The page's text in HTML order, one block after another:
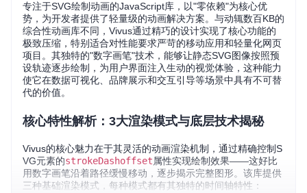
专注于SVG绘制动画的JavaScript库，以"零依赖"为核心优
势，为开发者提供了轻量级的动画解决方案。与动辄数百KB的
综合性动画库不同，Vivus通过精巧的设计实现了核心功能的
极致压缩，特别适合对性能要求严苛的移动应用和轻量化网页
项目。其独特的"数字画笔"技术，能够让静态SVG图像按照预
设轨迹逐步绘制，为用户界面注入生动的视觉体验，这种能力
使它在数据可视化、品牌展示和交互引导等场景中具有不可替
代的价值。
核心特性解析：3大渲染模式与底层技术揭秘
Vivus的核心魅力在于其灵活的动画渲染机制，通过精确控制S
VG元素的strokeDashoffset属性实现绘制效果——这好比
用数字画笔沿着路径缓慢移动，逐步揭示完整图形。该库提供
三种基础渲染模式，每种模式都有其独特的时间轴特性：